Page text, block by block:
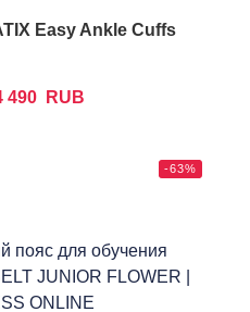
Easy Ankle Cuffs
490 RUB
-63%